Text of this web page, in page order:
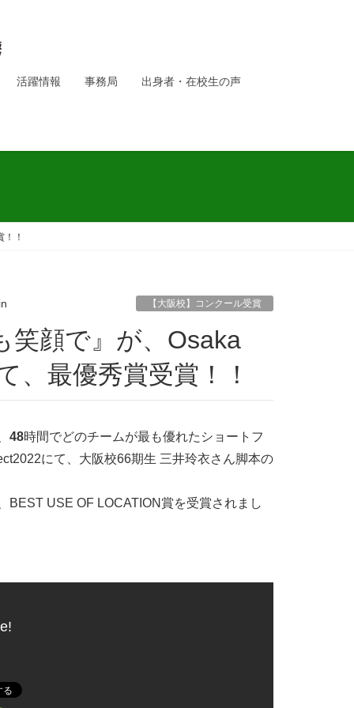
活躍情報 事務局 出身者・在校生の声
！
【大阪校】コンクール受賞
、最優秀賞受賞！！
48時間でどのチームが最も優れたショートフ
にて、大阪校66期生 三井玲衣さん脚本の
BEST USE OF LOCATION賞を受賞されまし